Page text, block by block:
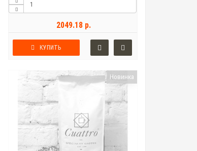
2049.18 р.
КУПИТЬ
Новинка